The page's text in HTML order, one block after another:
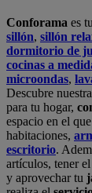
Conforama es
sillón, sillón
dormitorio de
cocinas a
microondas,
Descubre
para tu hogar,
espacio en el
habitaciones,
escritorio.
artículos, tener
y aprovechar tu